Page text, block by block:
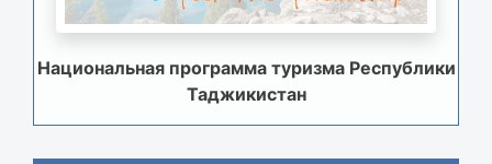
Национальная программа туризма Республики
Таджикистан